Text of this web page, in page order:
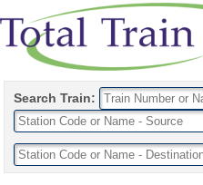
Search Train: